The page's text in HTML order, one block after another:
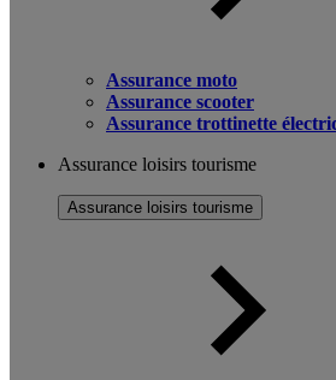
Assurance moto
Assurance scooter
Assurance trottinette
Assurance loisirs tourisme
Assurance loisirs tourisme